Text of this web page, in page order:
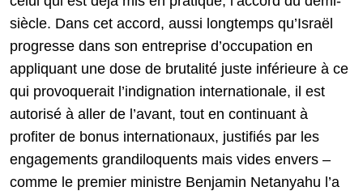
siècle. Dans cet accord, aussi longtemps qu’Israël
progresse dans son entreprise d’occupation en
appliquant une dose de brutalité juste inférieure à ce
qui provoquerait l’indignation internationale, il est
autorisé à aller de l’avant, tout en continuant à
profiter de bonus internationaux, justifiés par les
engagements grandiloquents mais vides envers –
comme le premier ministre Benjamin Netanyahu l’a